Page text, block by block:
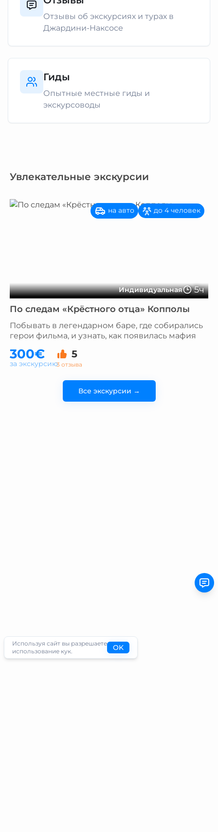
Отзывы об экскурсиях и турах в
Джардини-Наксосе
Гиды
Опытные местные гиды и
экскурсоводы
Увлекательные экскурсии
Индивидуальная 5ч
на авто до 4 человек
По следам «Крёстного отца» Копполы
Побывать в легендарном баре, где собирались
герои фильма, и узнать, как появилась мафия
300€ 5
3 отзыва
за экскурсию
Все экскурсии →
Используя сайт вы разрешаете
использование кук.
OK